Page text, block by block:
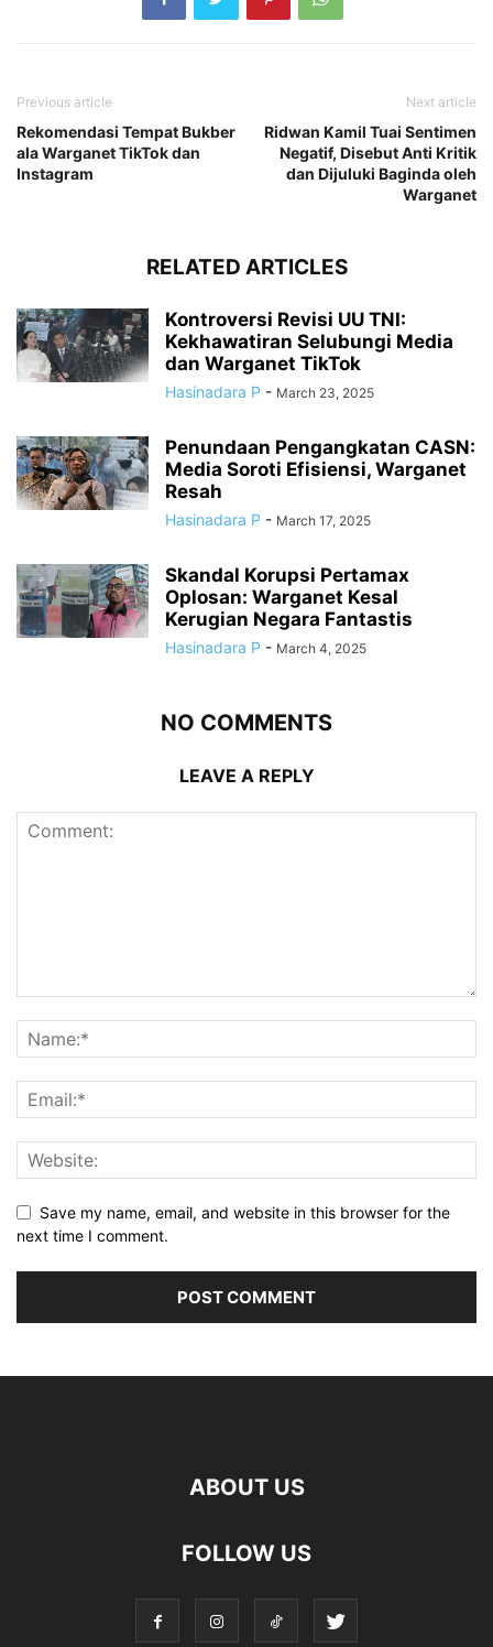
Previous article
Rekomendasi Tempat Bukber
ala Warganet TikTok dan
Instagram
Next article
Ridwan Kamil Tuai Sentimen
Negatif, Disebut Anti Kritik
dan Dijuluki Baginda oleh
Warganet
RELATED ARTICLES
Kontroversi Revisi UU TNI:
Kekhawatiran Selubungi Media
dan Warganet TikTok
Hasinadara P - March 23, 2025
Penundaan Pengangkatan CASN:
Media Soroti Efisiensi, Warganet
Resah
Hasinadara P - March 17, 2025
Skandal Korupsi Pertamax
Oplosan: Warganet Kesal
Kerugian Negara Fantastis
Hasinadara P - March 4, 2025
NO COMMENTS
LEAVE A REPLY
Save my name, email, and website in this browser for the
next time I comment.
ABOUT US
FOLLOW US